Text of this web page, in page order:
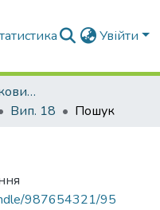
Увійти
Вибрані статті з наукових збірників КНУБА
Вип. 18 Пошук
987654321/95